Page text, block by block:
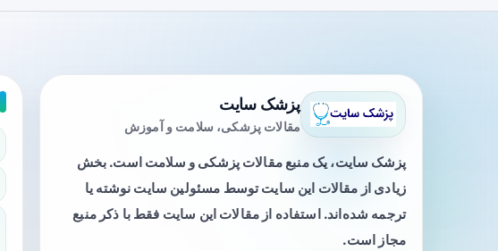
پزشک سایت
مقالات پزشکی، سلامت و آموزش
پزشک سایت، یک منبع مقالات پزشکی و سلامت است. بخش
زیادی از مقالات این سایت توسط مسئولین سایت نوشته یا
ترجمه شده‌اند. استفاده از مقالات این سایت فقط با ذکر منبع
مجاز است.